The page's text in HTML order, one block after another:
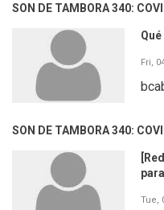
SON DE TAMBORA 340:
Fri,
SON DE TAMBORA 340:
Tue,